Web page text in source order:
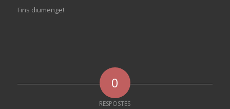
Fins diumenge!
0
RESPOSTES